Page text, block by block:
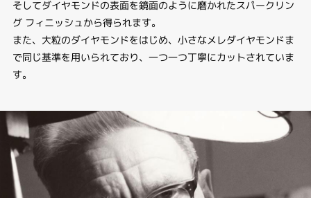
そしてダイヤモンドの表面を鏡面のように磨かれたスパークリン
グ フィニッシュから得られます。
また、大粒のダイヤモンドをはじめ、小さなメレダイヤモンドま
で同じ基準を用いられており、一つ一つ丁寧にカットされていま
す。